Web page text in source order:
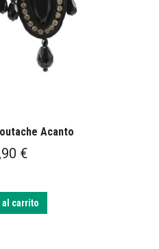
Acanto
€
al carrito